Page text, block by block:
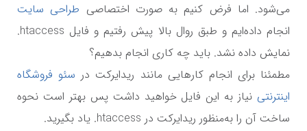
می‌شود. اما فرض کنیم به صورت اختصاصی طراحی سایت
انجام داده‌ایم و طبق روال بالا پیش رفتیم و فایل htaccess.
نمایش داده نشد. باید چه کاری انجام بدهیم؟
مطمئنا برای انجام کارهایی مانند ریدایرکت در سئو فروشگاه
اینترنتی نیاز به این فایل خواهید داشت پس بهتر است نحوه
ساخت آن را به‌منظور ریدایرکت در htaccess. یاد بگیرید.